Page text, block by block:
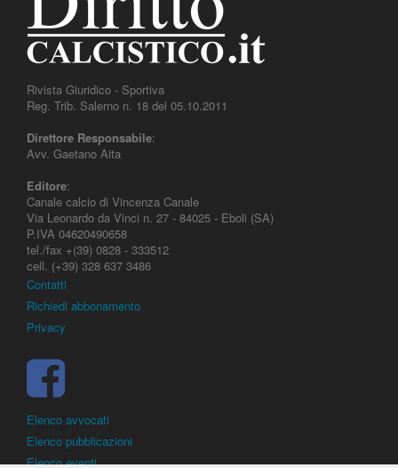
Rivista Giuridico - Sportiva
Reg. Trib. Salerno n. 18 del 05.10.2011
Direttore Responsabile:
Avv. Gaetano Aita
Editore:
Canale calcio di Vincenza Canale
Via Leonardo da Vinci n. 27 - 84025 - Eboli (SA)
P.IVA 04620490658
tel./fax +(39) 0828 - 333512
cell. (+39) 328 637 3486
Contatti
Richiedi abbonamento
Privacy
Elenco avvocati
Elenco pubblicazioni
Elenco eventi